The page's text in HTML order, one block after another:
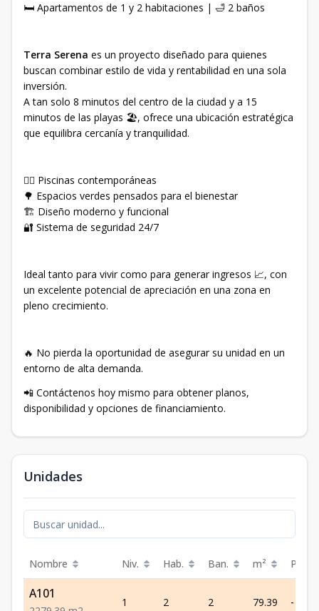
🛏️ Apartamentos de 1 y 2 habitaciones | 🛁 2 baños
Terra Serena es un proyecto diseñado para quienes
buscan combinar estilo de vida y rentabilidad en una sola
inversión.
A tan solo 8 minutos del centro de la ciudad y a 15
minutos de las playas 🏖️, ofrece una ubicación estratégica
que equilibra cercanía y tranquilidad.
🏊‍♂️ Piscinas contemporáneas
🌳 Espacios verdes pensados para el bienestar
🏗️ Diseño moderno y funcional
🔐 Sistema de seguridad 24/7
Ideal tanto para vivir como para generar ingresos 📈, con
un excelente potencial de apreciación en una zona en
pleno crecimiento.
🔥 No pierda la oportunidad de asegurar su unidad en un
entorno de alta demanda.
📲 Contáctenos hoy mismo para obtener planos,
disponibilidad y opciones de financiamiento.
Unidades
Nombre Niv. Hab. Ban. m² Precio
A101
1 2 2 79.39 -